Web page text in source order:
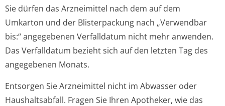
Sie dürfen das Arzneimittel nach dem auf dem
Umkarton und der Blisterpackung nach „Verwendbar
bis:“ angegebenen Verfalldatum nicht mehr anwenden.
Das Verfalldatum bezieht sich auf den letzten Tag des
angegebenen Monats.
Entsorgen Sie Arzneimittel nicht im Abwasser oder
Haushaltsabfall. Fragen Sie Ihren Apotheker, wie das